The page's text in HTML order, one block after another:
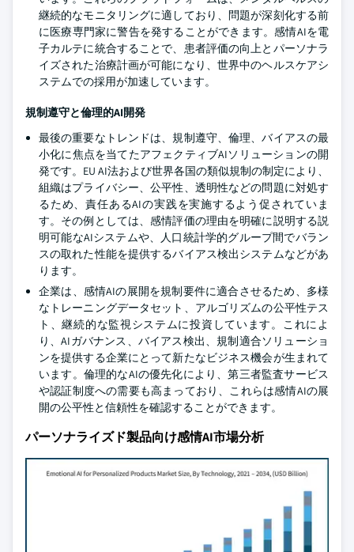
継続的なモニタリングに適しており、問題が深刻化する前
に医療専門家に警告を発することができます。感情AIを電
子カルテに統合することで、患者評価の向上とパーソナラ
イズされた治療計画が可能になり、世界中のヘルスケアシ
ステムでの採用が加速しています。
規制遵守と倫理的AI開発
最後の重要なトレンドは、規制遵守、倫理、バイアスの最
小化に焦点を当てたアフェクティブAIソリューションの開
発です。EU AI法および世界各国の類似規制の制定により、
組織はプライバシー、公平性、透明性などの問題に対処す
るため、責任あるAIの実践を実施するよう促されていま
す。その例としては、感情評価の理由を明確に説明する説
明可能なAIシステムや、人口統計学的グループ間でバラン
スの取れた性能を提供するバイアス検出システムなどがあ
ります。
企業は、感情AIの展開を規制要件に適合させるため、多様
なトレーニングデータセット、アルゴリズムの公平性テス
ト、継続的な監視システムに投資しています。これによ
り、AIガバナンス、バイアス検出、規制適合ソリューショ
ンを提供する企業にとって新たなビジネス機会が生まれて
います。倫理的なAIの優先化により、第三者監査サービス
や認証制度への需要も高まっており、これらは感情AIの展
開の公平性と信頼性を確認することができます。
パーソナライズド製品向け感情AI市場分析